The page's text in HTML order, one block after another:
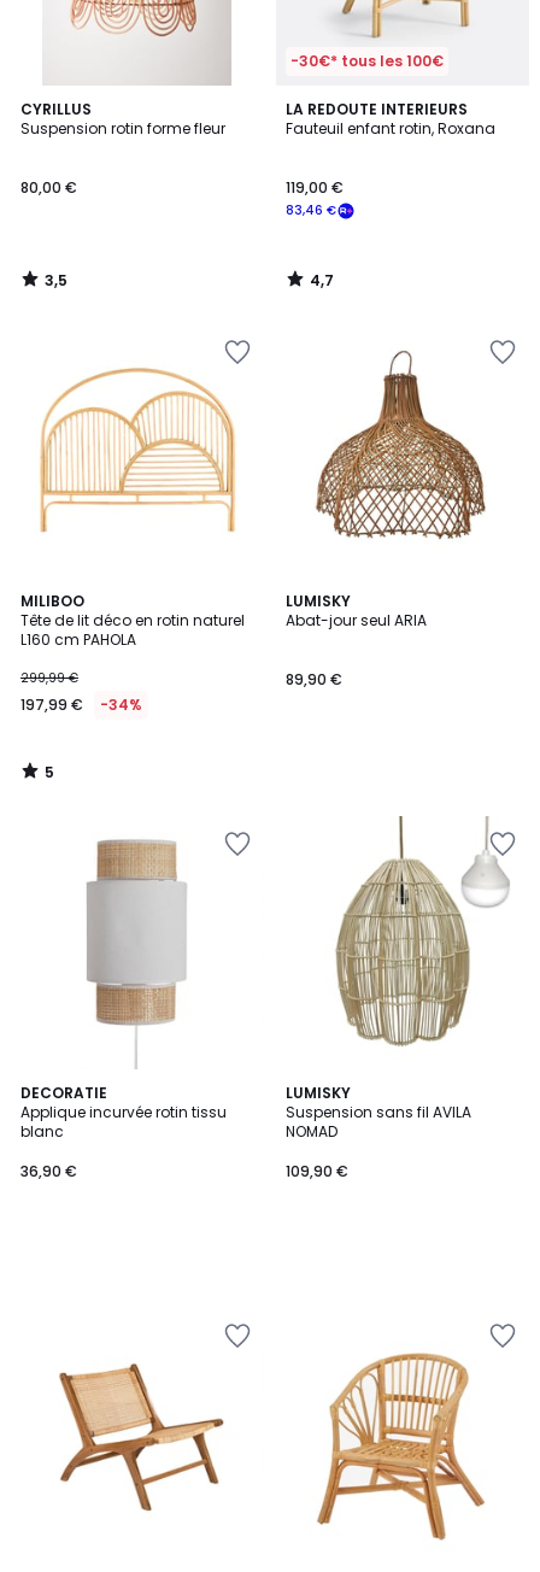
CYRILLUS
Suspension rotin forme fleur
80,00 €
3,5
/ 5
3,5
/
-30€* tous les 100€
LA REDOUTE INTERIEURS
Fauteuil enfant rotin, Roxana
83,46 €
119,00 €
4,7
/ 5
4,7
/
MILIBOO
Tête de lit déco en rotin naturel
L160 cm PAHOLA
299,99 €
197,99 € -34%
5
/
5
5
/
LUMISKY
Abat-jour seul ARIA
89,90 €
DECORATIE
Applique incurvée rotin tissu
blanc
36,90 €
LUMISKY
Suspension sans fil AVILA
NOMAD
109,90 €